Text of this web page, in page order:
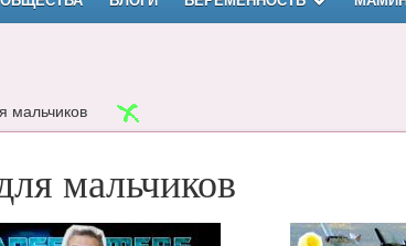
мальчиков
мальчиков